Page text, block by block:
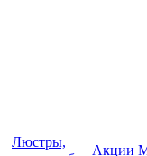
Люстры,
Акции